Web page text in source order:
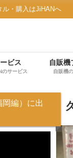
ル・購入はJiHANへ
ビス
のサービス
自販機
自販機
岡編）に出